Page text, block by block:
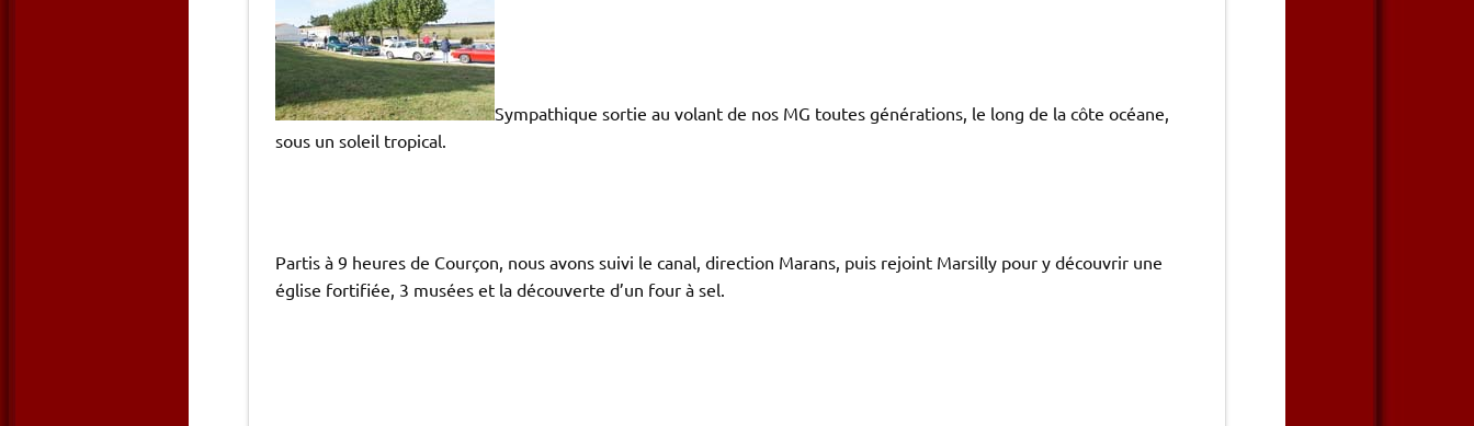
Sympathique sortie au volant de nos MG toutes générations, le long de la côte océane,
sous un soleil tropical.
Partis à 9 heures de Courçon, nous avons suivi le canal, direction Marans, puis rejoint Marsilly pour y découvrir une
église fortifiée, 3 musées et la découverte d’un four à sel.